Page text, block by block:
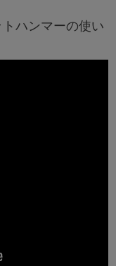
ハンマーの使い